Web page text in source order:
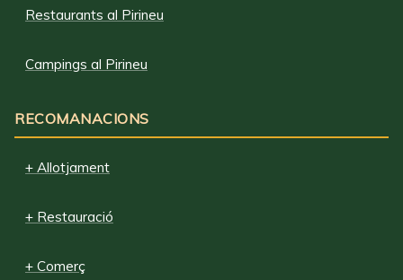
Restaurants al Pirineu
Campings al Pirineu
RECOMANACIONS
+ Allotjament
+ Restauració
+ Comerç